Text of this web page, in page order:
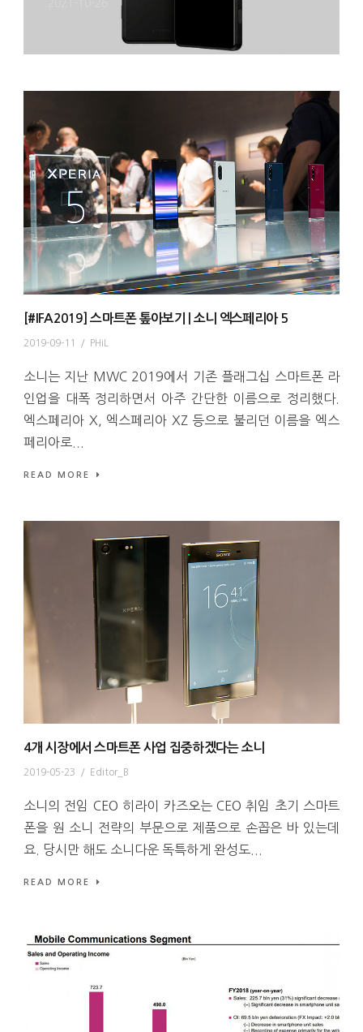
[#IFA2019] 스마트폰 톺아보기 | 소니 엑스페리아 5
2019-09-11 / PHiL
소니는 지난 MWC 2019에서 기존 플래그십 스마트폰 라
인업을 대폭 정리하면서 아주 간단한 이름으로 정리했다.
엑스페리아 X, 엑스페리아 XZ 등으로 불리던 이름을 엑스
페리아로...
READ MORE
4개 시장에서 스마트폰 사업 집중하겠다는 소니
2019-05-23 / Editor_B
소니의 전임 CEO 히라이 카즈오는 CEO 취임 초기 스마트
폰을 원 소니 전략의 부문으로 제품으로 손꼽은 바 있는데
요. 당시만 해도 소니다운 독특하게 완성도...
READ MORE